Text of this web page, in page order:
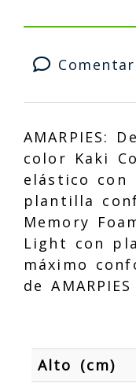
AMARPIES:
color Kaki
elástico
plantilla
Memory
Light con
máximo
de AMARPIES
Alto (cm)